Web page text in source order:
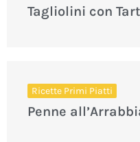
Tagliolini con
Ricette Primi Piatti
Penne